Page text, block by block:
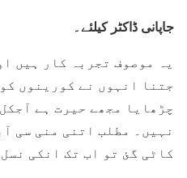
جاپانی ڈاکٹر کیلئے۔
یہ موصوف تجربہ کار ہیں
جتنا انہوں نے کورینوں
چڑھایا مجھے حیرت ہے
نہیں۔ مطلب اتنی منی سی
کاٹی گئ تو اب تک انکی